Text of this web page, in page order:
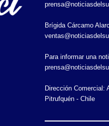
Brígida Cárcamo
Para informar una
Dirección Comercial:
Pitrufquén - Chile